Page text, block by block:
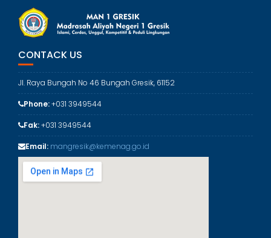
CONTACK US
Jl. Raya Bungah No 46 Bungah Gresik, 61152
Phone:+031 3949544
Fak:+031 3949544
Email: mangresik@kemenag.go.id